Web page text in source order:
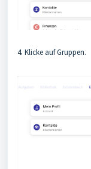
4. Klicke auf Gruppen.